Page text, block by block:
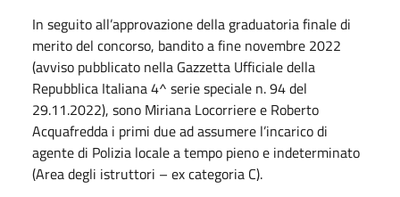
In seguito all’approvazione della graduatoria finale di
merito del concorso, bandito a fine novembre 2022
(avviso pubblicato nella Gazzetta Ufficiale della
Repubblica Italiana 4^ serie speciale n. 94 del
29.11.2022), sono Miriana Locorriere e Roberto
Acquafredda i primi due ad assumere l’incarico di
agente di Polizia locale a tempo pieno e indeterminato
(Area degli istruttori – ex categoria C).